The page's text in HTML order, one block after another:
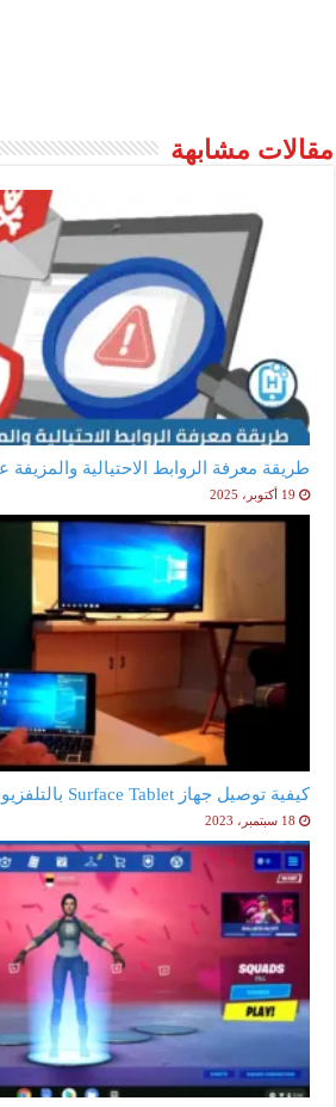
مقالات مشابهة
طريقة معرفة الروابط الاحتيالية والمزيفة
19 أكتوبر، 2025
كيفية توصيل جهاز Surface Tablet بالتلفزيون لاسلكيًا
18 سبتمبر، 2023